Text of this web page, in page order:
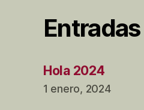
Hola 2024
1 enero, 2024